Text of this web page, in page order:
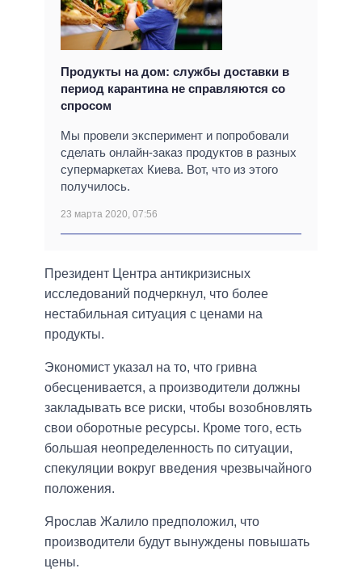
Продукты на дом: службы доставки в
период карантина не справляются со
спросом
Мы провели эксперимент и попробовали
сделать онлайн-заказ продуктов в разных
супермаркетах Киева. Вот, что из этого
получилось.
23 марта 2020, 07:56
Президент Центра антикризисных
исследований подчеркнул, что более
нестабильная ситуация с ценами на
продукты.
Экономист указал на то, что гривна
обесценивается, а производители должны
закладывать все риски, чтобы возобновлять
свои оборотные ресурсы. Кроме того, есть
большая неопределенность по ситуации,
спекуляции вокруг введения чрезвычайного
положения.
Ярослав Жалило предположил, что
производители будут вынуждены повышать
цены.